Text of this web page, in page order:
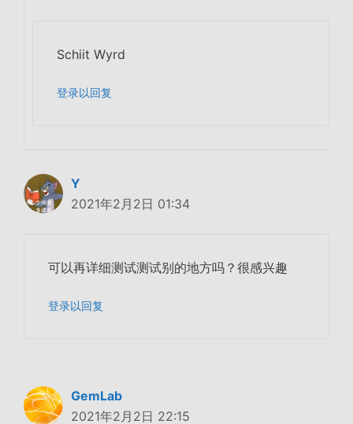
Schiit Wyrd
登录以回复
Y
2021年2月2日 01:34
可以再详细测试测试别的地方吗？很感兴趣
登录以回复
GemLab
2021年2月2日 22:15